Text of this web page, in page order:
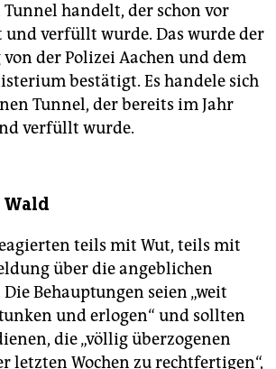
handelt, der schon vor
und verfüllt wurde. Das wurde der
der Polizei Aachen und dem
bestätigt. Es handele sich
Tunnel, der bereits im Jahr
verfüllt wurde.
teils mit Wut, teils mit
über die angeblichen
Behauptungen seien „weit
und erlogen“ und sollten
die „völlig überzogenen
letzten Wochen zu rechtfertigen“,